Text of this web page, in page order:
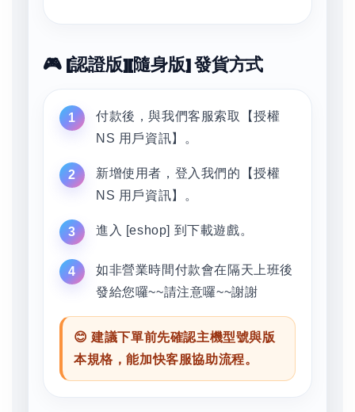
🎮 [認證版][隨身版] 發貨方式
付款後，與我們客服索取【授權
NS 用戶資訊】。
新增使用者，登入我們的【授權
NS 用戶資訊】。
進入 [eshop] 到下載遊戲。
如非營業時間付款會在隔天上班後
發給您囉~~請注意囉~~謝謝
😊 建議下單前先確認主機型號與版
本規格，能加快客服協助流程。